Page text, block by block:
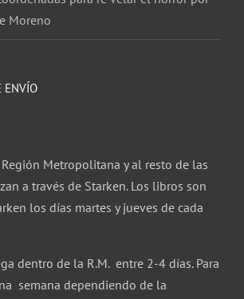
Moreno
ENVÍO
Metropolitana y al resto de las
a través de Starken. Los libros son
los días martes y jueves de cada
dentro de la R.M. entre 2-4 días. Para
semana dependiendo de la